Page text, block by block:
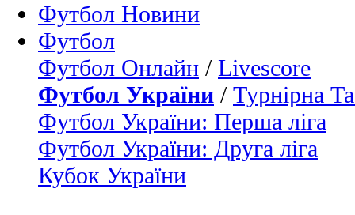
Футбол Новини
Футбол
Футбол Онлайн / Livescore
Футбол України / Турнірна
Футбол України: Перша ліга
Футбол України: Друга ліга
Кубок України